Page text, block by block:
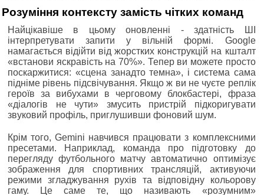
Розуміння контексту замість чітких команд
Найцікавіше в цьому оновленні - здатність ШІ
інтерпретувати запити у вільній формі. Google
намагається відійти від жорстких конструкцій на кшталт
«встанови яскравість на 70%». Тепер ви можете просто
поскаржитися: «сцена занадто темна», і система сама
підніме рівень підсвічування. Якщо ж ви не чуєте реплік
героїв за вибухами в черговому блокбастері, фраза
«діалогів не чути» змусить пристрій підкоригувати
звуковий профіль, приглушивши фоновий шум.
Крім того, Gemini навчився працювати з комплексними
пресетами. Наприклад, команда про підготовку до
перегляду футбольного матчу автоматично оптимізує
зображення для спортивних трансляцій, активуючи
режими згладжування рухів та відповідну кольорову
гаму. Це саме те, що називають «розумним»